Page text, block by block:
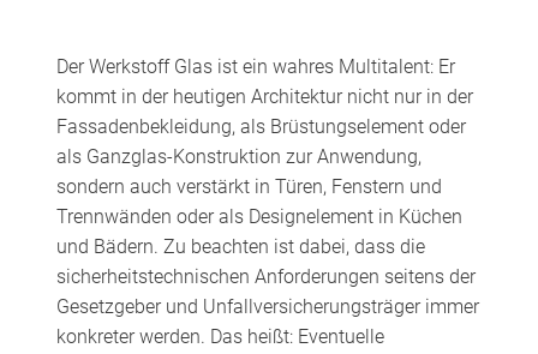
Der Werkstoff Glas ist ein wahres Multitalent: Er
kommt in der heutigen Architektur nicht nur in der
Fassadenbekleidung, als Brüstungselement oder
als Ganzglas-Konstruktion zur Anwendung,
sondern auch verstärkt in Türen, Fenstern und
Trennwänden oder als Designelement in Küchen
und Bädern. Zu beachten ist dabei, dass die
sicherheitstechnischen Anforderungen seitens der
Gesetzgeber und Unfallversicherungsträger immer
konkreter werden. Das heißt: Eventuelle